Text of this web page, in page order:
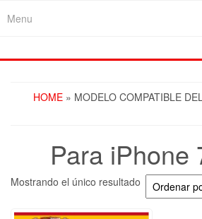
Menu
HOME » MODELO COMPATIBLE
Para iPhone
Mostrando el único resultado